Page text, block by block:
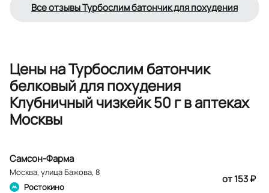
Все отзывы Турбослим батончик для похудения
Цены на Турбослим батончик
белковый для похудения
Клубничный чизкейк 50 г в аптеках
Москвы
Самсон-Фарма
Москва, улица Бажова, 8
Ростокино
от 153 ₽